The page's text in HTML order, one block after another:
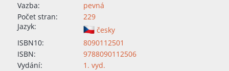
Vazba:
pevná
Počet stran:
229
Jazyk:
česky
ISBN10:
8090112501
ISBN:
9788090112506
Vydání:
1. vyd.